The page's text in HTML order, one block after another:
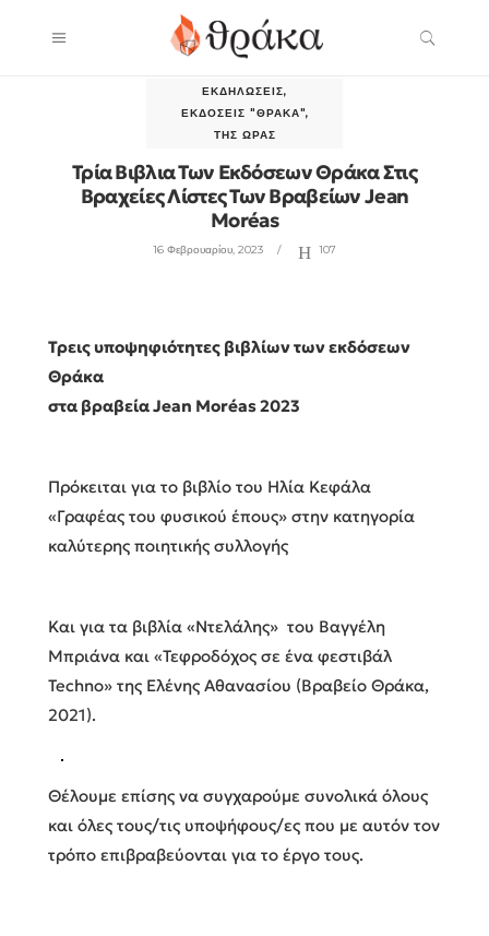
ΕΚΔΗΛΏΣΕΙΣ,
ΕΚΔΌΣΕΙΣ "ΘΡΆΚΑ",
ΤΗΣ ΏΡΑΣ
Τρία Βιβλια Των Εκδόσεων Θράκα Στις
Βραχείες Λίστες Των Βραβείων Jean
Moréas
16 Φεβρουαρίου, 2023 107
Τρεις υποψηφιότητες βιβλίων των εκδόσεων
Θράκα
στα βραβεία Jean Moréas 2023
Πρόκειται για το βιβλίο του Ηλία Κεφάλα
«Γραφέας του φυσικού έπους» στην κατηγορία
καλύτερης ποιητικής συλλογής
Και για τα βιβλία «Ντελάλης» του Βαγγέλη
Μπριάνα και «Τεφροδόχος σε ένα φεστιβάλ
Techno» της Ελένης Αθανασίου (Βραβείο Θράκα,
2021).
Θέλουμε επίσης να συγχαρούμε συνολικά όλους
και όλες τους/τις υποψήφους/ες που με αυτόν τον
τρόπο επιβραβεύονται για το έργο τους.